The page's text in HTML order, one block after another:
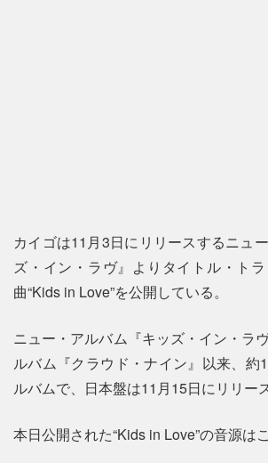
カイゴは11月3日にリリースするニュ
ズ・イン・ラヴ』よりタイトル・ト
曲“Kids in Love”を公開している。
ニュー・アルバム『キッズ・イン・ラ
ルバム『クラウド・ナイン』以来、約
ルバムで、日本盤は11月15日にリリー
本日公開された“Kids in Love”の音源は